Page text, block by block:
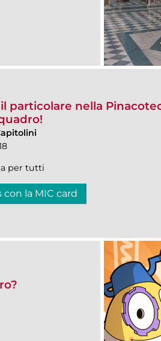
particolare nella
per tutti
con la MIC card